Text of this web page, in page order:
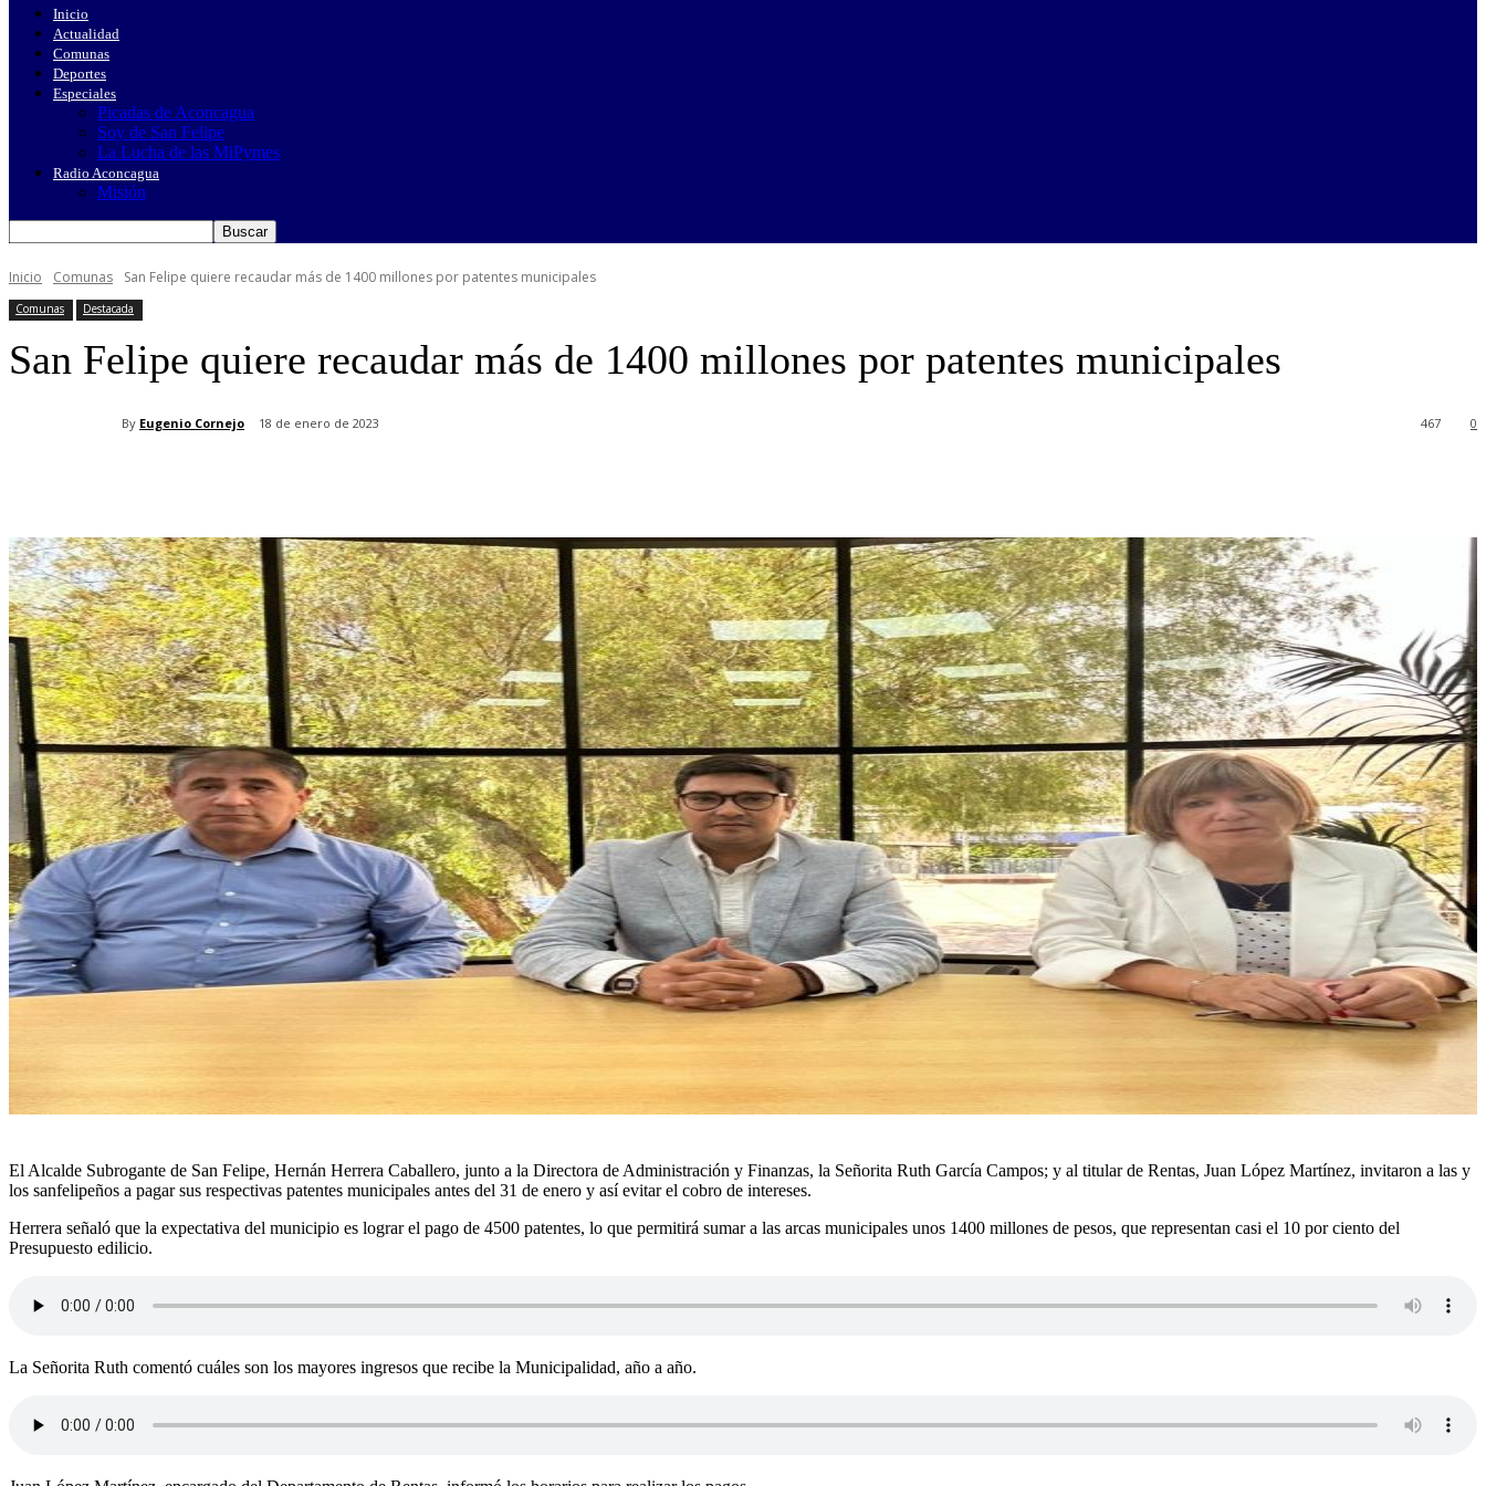
Inicio
Actualidad
Comunas
Deportes
Especiales
Picadas de Aconcagua
Soy de San Felipe
La Lucha de las MiPymes
Radio Aconcagua
Misión
Inicio Comunas San Felipe quiere recaudar más de 1400 millones por patentes municipales
Comunas Destacada
San Felipe quiere recaudar más de 1400 millones por patentes municipales
By Eugenio Cornejo 18 de enero de 2023 0
467
El Alcalde Subrogante de San Felipe, Hernán Herrera Caballero, junto a la Directora de Administración y Finanzas, la Señorita Ruth García Campos; y al titular de Rentas, Juan López Martínez, invitaron a las y
los sanfelipeños a pagar sus respectivas patentes municipales antes del 31 de enero y así evitar el cobro de intereses.
Herrera señaló que la expectativa del municipio es lograr el pago de 4500 patentes, lo que permitirá sumar a las arcas municipales unos 1400 millones de pesos, que representan casi el 10 por ciento del
Presupuesto edilicio.
La Señorita Ruth comentó cuáles son los mayores ingresos que recibe la Municipalidad, año a año.